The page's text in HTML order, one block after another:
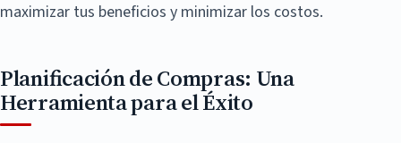
maximizar tus beneficios y minimizar los costos.
Planificación de Compras: Una
Herramienta para el Éxito